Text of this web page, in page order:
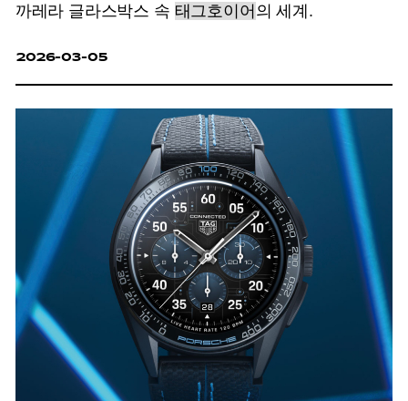
까레라 글라스박스 속 태그호이어 의 세계.
2026-03-05